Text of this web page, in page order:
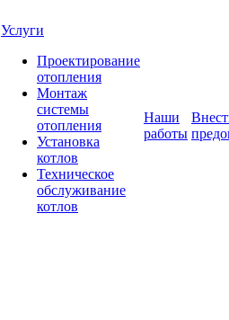
Услуги
Проектирование
отопления
Монтаж
системы
отопления
Установка
котлов
Техническое
обслуживание
котлов
Наши
работы